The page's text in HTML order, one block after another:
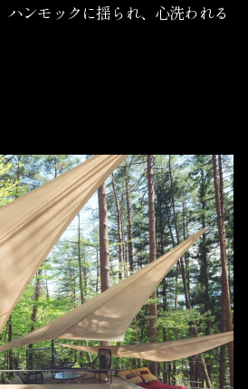
ハンモックに揺られ、心洗われる